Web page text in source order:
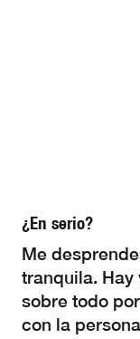
¿En serio?
Me
tranquila. Hay
sobre todo
con la